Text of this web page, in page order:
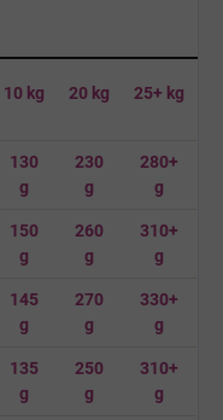
10 kg 20 kg 25+ kg
130
g
230
g
280+
g
150
g
260
g
310+
g
145
g
270
g
330+
g
135
g
250
g
310+
g